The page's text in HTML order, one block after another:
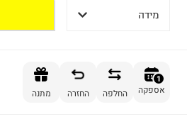
מידה
1
אספקה החלפה החזרה מתנה